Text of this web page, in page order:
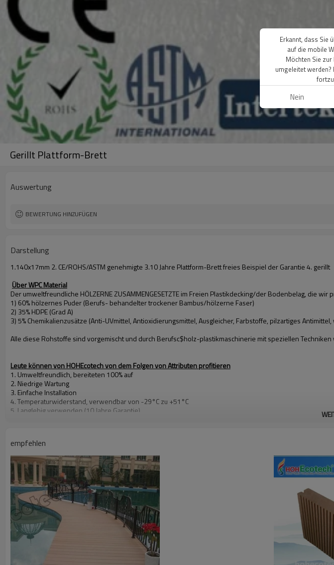
Gerillt Plattform-Brett
Auswertung
BEWERTUNG HINZUFÜGEN
Darstellung
1.140x17mm 2. CE/ROHS/ASTM genehmigte 3.10 Jahre Plattform-Brett freies Beispiel der Garantie 4. gerillt
Über WPC Material
Der umweltfreundliche HÖLZERNE ZUSAMMENGESETZTE im Freien Plastikdecking/der Bodenbelag, die
1) 60% hölzernes Puder (Berufs- behandelter trockener Bambus/hölzerne Faser)
2) 35% HDPE (Grad A)
3) 5% Chemikalienzusätze (Anti-UVmittel, Antioxidierungsmittel, Ausgleicher, Farbstoffe, pilzartiges
Alle diese Rohstoffe sind vorgemischt und durch Berufsc$holz-plastikmaschinerie mit speziellen
Leute können von HOHEcotech von dem Folgen von Attributen profitieren
1. Umweltfreundlich, bereiteten 100% auf
2. Niedrige Wartung
3. Einfache Installation
4. Temperaturwiderstand, verwendbar von -29°C zu +51°C
5. Langlebig verwenden (10 Jahre Garantie)
9. Eleganter Blick
10. Sogar Dimensionsstabilität
Zusammengesetzter Decking für Balkon
Bescheinigungen
CER, ROHS, ISO9001, ISO14001, Intertek Prüfbericht durch ASTM
Unsere Farbe
Zeder, Kupferbraun, Holz, Sandelholz, Kaffee, Grau, dunkles Grau
empfehlen
Erkannt, dass Sie
auf die mobile
Möchten Sie
umgeleitet werden?
Nein